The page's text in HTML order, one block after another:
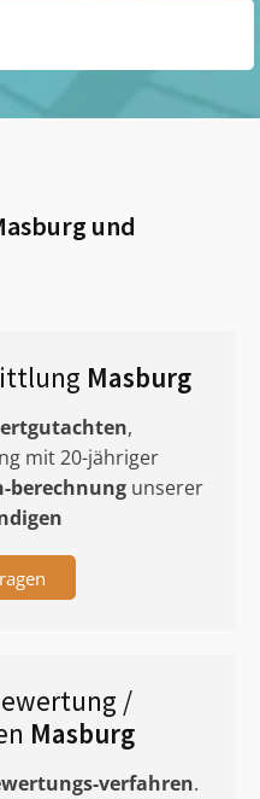
und
Masburg
,
mit 20-jähriger
berechnung unserer
/
Masburg
verfahren.